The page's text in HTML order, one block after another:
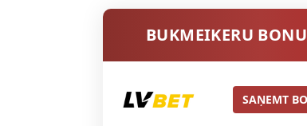
BUKMEIKERU
SAŅEMT